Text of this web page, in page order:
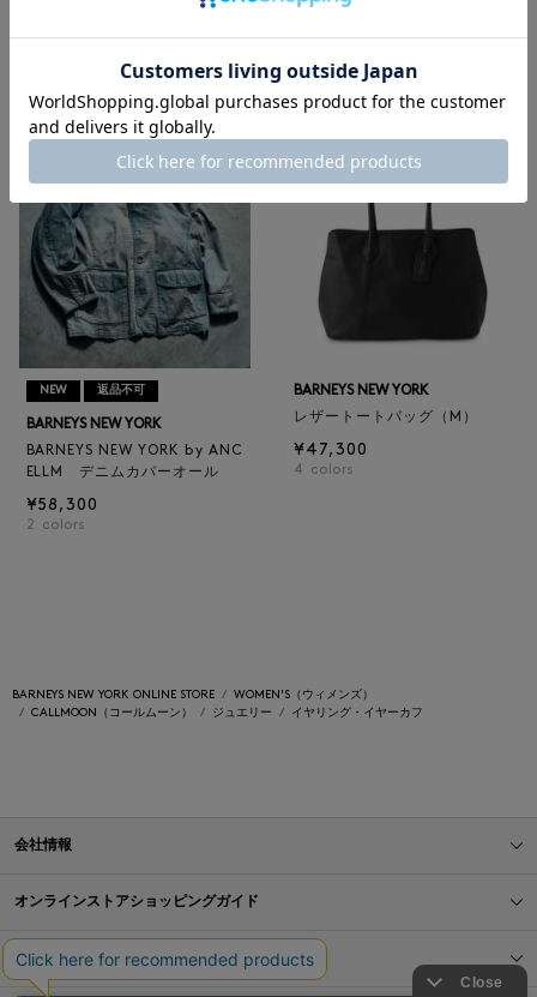
ELLM ホースレザーブルゾン
¥165,000
グ／ドット柄
¥6,600
NEW 返品不可
BARNEYS NEW YORK
BARNEYS NEW YORK by ANC
ELLM デニムカバーオール
¥58,300
2 colors
BARNEYS NEW YORK
レザートートバッグ（M）
¥47,300
4 colors
BARNEYS NEW YORK ONLINE STORE
WOMEN'S（ウィメンズ）
CALLMOON（コールムーン）
ジュエリー イヤリング・イヤーカフ
会社情報
オンラインストアショッピングガイド
店舗情報